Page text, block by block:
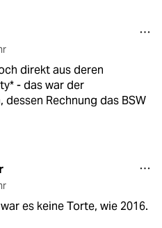
direkt aus deren
- das war der
dessen Rechnung das BSW
es keine Torte, wie 2016.